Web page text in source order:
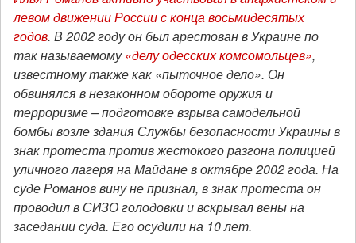
левом движении России с конца восьмидесятых
годов. В 2002 году он был арестован в Украине по
так называемому«делу одесских комсомольцев»,
известному также как «пыточное дело». Он
обвинялся в незаконном обороте оружия и
терроризме – подготовке взрыва самодельной
бомбы возле здания Службы безопасности Украины в
знак протеста против жестокого разгона полицией
уличного лагеря на Майдане в октябре 2002 года. На
суде Романов вину не признал, в знак протеста он
проводил в СИЗО голодовки и вскрывал вены на
заседании суда. Его осудили на 10 лет.